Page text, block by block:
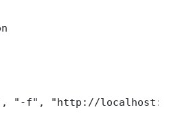
"-f", "http://